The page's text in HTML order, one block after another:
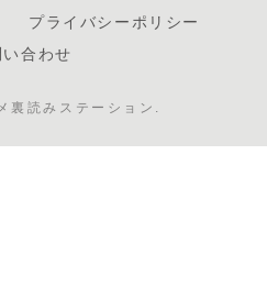
プライバシーポリシー
合わせ
読みステーション.